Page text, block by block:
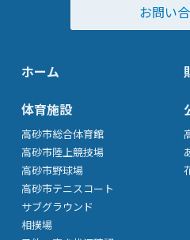
お問い
ホーム
体育施設
高砂市総合体育館
高砂市陸上競技場
高砂市野球場
高砂市テニスコート
サブグラウンド
相撲場